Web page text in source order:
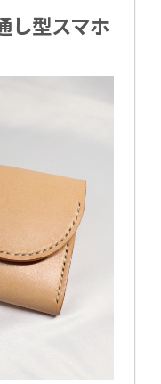
型スマホ